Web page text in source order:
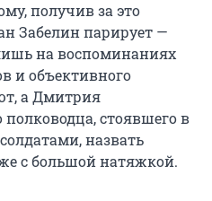
получив за это
Забелин парирует —
на воспоминаниях
и объективного
а Дмитрия
стоявшего в
назвать
с большой натяжкой.